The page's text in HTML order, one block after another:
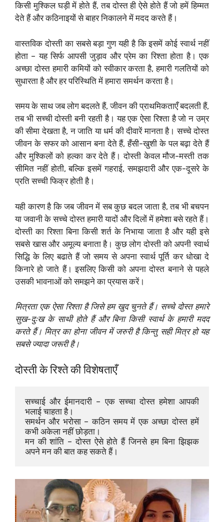
किसी मुश्किल घड़ी में होते हैं, तब दोस्त ही ऐसे होते हैं जो हमें हिम्मत
देते हैं और कठिनाइयों से बाहर निकालने में मदद करते हैं।
वास्तविक दोस्ती का सबसे बड़ा गुण यही है कि इसमें कोई स्वार्थ नहीं
होता – यह सिर्फ आपसी जुड़ाव और प्रेम का रिश्ता होता है। एक
अच्छा दोस्त हमारी कमियों को स्वीकार करता है, हमारी गलतियों को
सुधारता है और हर परिस्थिति में हमारा समर्थन करता है।
समय के साथ जब लोग बदलते हैं, जीवन की प्राथमिकताएँ बदलती हैं,
तब भी सच्ची दोस्ती बनी रहती है। यह एक ऐसा रिश्ता है जो न उम्र
की सीमा देखता है, न जाति या धर्म की दीवारें मानता है। सच्चे दोस्त
जीवन के सफर को आसान बना देते हैं, हँसी-खुशी के पल बढ़ा देते हैं
और मुश्किलों को हल्का कर देते हैं। दोस्ती केवल मौज-मस्ती तक
सीमित नहीं होती, बल्कि इसमें गहराई, समझदारी और एक-दूसरे के
प्रति सच्ची फिक्र होती है।
यही कारण है कि जब जीवन में सब कुछ बदल जाता है, तब भी बचपन
या जवानी के सच्चे दोस्त हमारी यादों और दिलों में हमेशा बसे रहते हैं।
दोस्ती का रिश्ता बिना किसी शर्त के निभाया जाता है और यही इसे
सबसे खास और अमूल्य बनाता है। कुछ लोग दोस्ती को अपनी स्वार्थ
सिद्धि के लिए बढाते हैं जो समय से अपना स्वार्थ पूर्ति कर धोखा दे
किनारे हो जाते हैं। इसलिए किसी को अपना दोस्त बनाने से पहले
उसकी भावनाओं को समझने का प्रयास करें।
मित्रता एक ऐसा रिश्ता है जिसे हम खुद चुनते हैं। सच्चे दोस्त हमारे
सुख-दुःख के साथी होते हैं और बिना किसी स्वार्थ के हमारी मदद
करते हैं। मित्र का होना जीवन में जरुरी है किन्तु सही मित्र हो यह
सबसे ज्यादा जरूरी है।
दोस्ती के रिश्ते की विशेषताएँ
सच्चाई और ईमानदारी – एक सच्चा दोस्त हमेशा आपकी
भलाई चाहता है।
समर्थन और भरोसा – कठिन समय में एक अच्छा दोस्त हमें
कभी अकेला नहीं छोड़ता।
मन की शांति – दोस्त ऐसे होते हैं जिनसे हम बिना झिझक
अपने मन की बात कह सकते हैं।